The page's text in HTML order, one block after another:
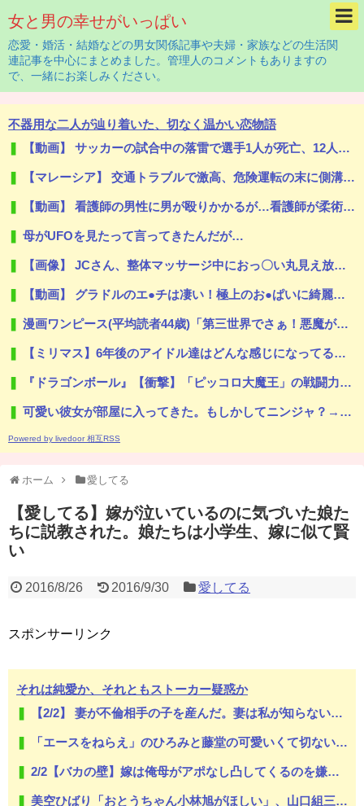
女と男の幸せがいっぱい
恋愛・婚活・結婚などの男女関係記事や夫婦・家族などの生活関
連記事を中心にまとめました。管理人のコメントもありますの
で、一緒にお楽しみください。
不器用な二人が辿り着いた、切なく温かい恋物語
【動画】 サッカーの試合中の落雷で選手1人が死亡、12人が負傷した事故。
【マレーシア】 交通トラブルで激高、危険運転の末に側溝へ転落 車は大破、男に重い法的責任も
【動画】 看護師の男性に男が殴りかかるが…看護師が柔術使いだった
母がUFOを見たって言ってきたんだが…
【画像】 JCさん、整体マッサージ中におっ〇い丸見え放送事故！オカズにされてシコられまくるｗｗｗ
【動画】 グラドルのエ●チは凄い！極上のお●ぱいに綺麗な体の無防備な姿はエ□ぃ！
漫画ワンピース(平均読者44歳)「第三世界でさぁ！悪魔がいてさぁ！世界を創った19の武器がさぁ！」
【ミリマス】6年後のアイドル達はどんな感じになってるんだろう
『ドラゴンボール』【衝撃】「ピッコロ大魔王」の戦闘力がヤバすぎるｗｗｗｗもしかしてナメック星人は…
可愛い彼女が部屋に入ってきた。もしかしてニンジャ？→スタイリッシュな動きはこちらです…
Powered by livedoor 相互RSS
ホーム 愛してる
【愛してる】嫁が泣いているのに気づいた娘た
ちに説教された。娘たちは小学生、嫁に似て賢
い
2016/8/26 2016/9/30 愛してる
スポンサーリンク
それは純愛か、それともストーカー疑惑か
【2/2】 妻が不倫相手の子を産んだ。妻は私が知らないと思っている。遠方のため会うのは年に数回程度だが、今も不倫相手とは切れていない。そしてまもなく妻は不倫相手に会いに行く…
「エースをねらえ」のひろみと藤堂の可愛いくて切ない恋模様が好きだ
2/2【バカの壁】嫁は俺母がアポなし凸してくるのを嫌うし、母は悪意があってか平気で繰り返す。なぜ嫁姑は仲良くできないんだ？なんで女って生き物はこうもバカで感情的なのだろうか？
美空ひばり「おとうちゃん小林旭がほしい」、山口組三代目組長「よっしゃ」、昭和ヤバすぎ⇒！！！